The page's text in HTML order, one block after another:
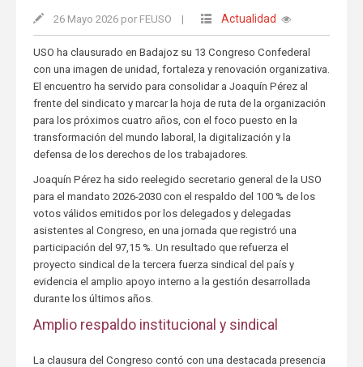
26 Mayo 2026 por FEUSO | Actualidad
USO ha clausurado en Badajoz su 13 Congreso Confederal
con una imagen de unidad, fortaleza y renovación organizativa.
El encuentro ha servido para consolidar a Joaquín Pérez al
frente del sindicato y marcar la hoja de ruta de la organización
para los próximos cuatro años, con el foco puesto en la
transformación del mundo laboral, la digitalización y la
defensa de los derechos de los trabajadores.
Joaquín Pérez ha sido reelegido secretario general de la USO
para el mandato 2026-2030 con el respaldo del 100 % de los
votos válidos emitidos por los delegados y delegadas
asistentes al Congreso, en una jornada que registró una
participación del 97,15 %. Un resultado que refuerza el
proyecto sindical de la tercera fuerza sindical del país y
evidencia el amplio apoyo interno a la gestión desarrollada
durante los últimos años.
Amplio respaldo institucional y sindical
La clausura del Congreso contó con una destacada presencia